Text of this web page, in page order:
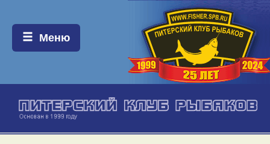
Меню:
Меню